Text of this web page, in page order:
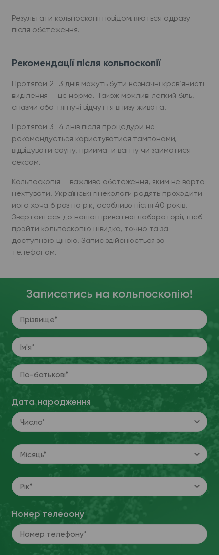
Результати кольпоскопії повідомляються одразу
після обстеження.
Рекомендації після кольпоскопії
Протягом 2–3 днів можуть бути незначні кров’янисті
виділення — це норма. Також можливі легкий біль,
спазми або тягнучі відчуття внизу живота.
Протягом 3–4 днів після процедури не
рекомендується користуватися тампонами,
відвідувати сауну, приймати ванну чи займатися
сексом.
Кольпоскопія — важливе обстеження, яким не варто
нехтувати. Українські гінекологи радять проходити
його хоча б раз на рік, особливо після 40 років.
Звертайтеся до нашої приватної лабораторії, щоб
пройти кольпоскопію швидко, точно та за
доступною ціною. Запис здійснюється за
телефоном.
Записатись на кольпоскопію!
Прізвище*
Ім'я*
По-батькові*
Дата народження
Число*
Місяць*
Рік*
Номер телефону
Номер телефону*